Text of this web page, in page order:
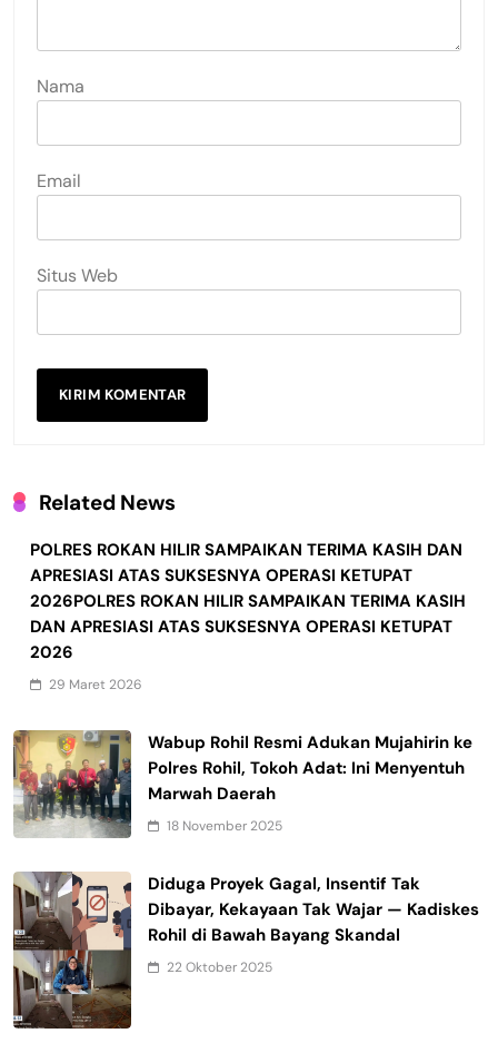
Nama
Email
Situs Web
Related News
POLRES ROKAN HILIR SAMPAIKAN TERIMA KASIH DAN
APRESIASI ATAS SUKSESNYA OPERASI KETUPAT
2026POLRES ROKAN HILIR SAMPAIKAN TERIMA KASIH
DAN APRESIASI ATAS SUKSESNYA OPERASI KETUPAT
2026
29 Maret 2026
Wabup Rohil Resmi Adukan Mujahirin ke
Polres Rohil, Tokoh Adat: Ini Menyentuh
Marwah Daerah
18 November 2025
Diduga Proyek Gagal, Insentif Tak
Dibayar, Kekayaan Tak Wajar — Kadiskes
Rohil di Bawah Bayang Skandal
22 Oktober 2025